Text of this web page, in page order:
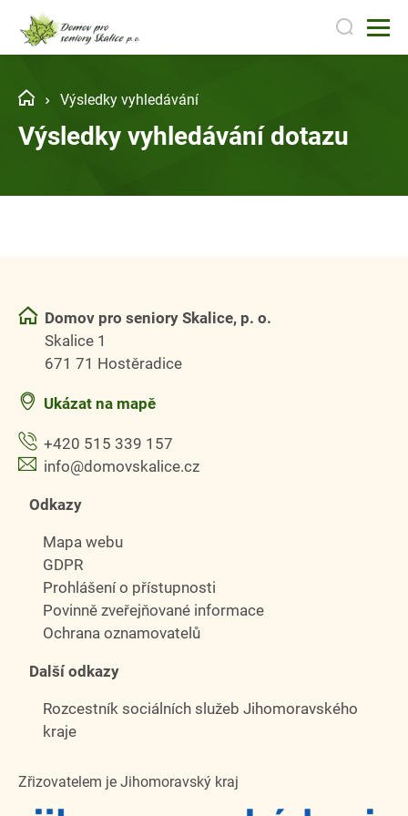
Výsledky vyhledávání
Výsledky vyhledávání dotazu
Domov pro seniory Skalice, p. o.
Skalice 1
671 71 Hostěradice
Ukázat na mapě
+420 515 339 157
info@domovskalice.cz
Odkazy
Mapa webu
GDPR
Prohlášení o přístupnosti
Povinně zveřejňované informace
Ochrana oznamovatelů
Další odkazy
Rozcestník sociálních služeb Jihomoravského
kraje
Zřizovatelem je Jihomoravský kraj